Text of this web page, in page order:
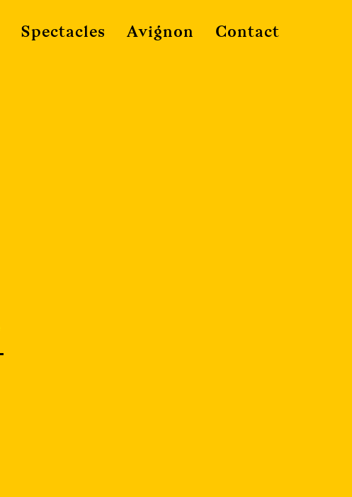
Spectacles Avignon Contact